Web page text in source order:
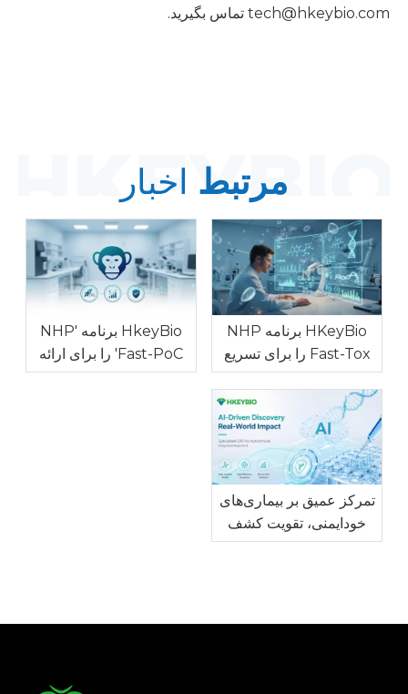
tech@hkeybio.com تماس بگیرید.
مرتبط اخبار
HKeyBio برنامه NHP
Fast-Tox را برای تسریع
غربالگری خطر ایمنی
NHP غیر GLP راه اندازی
می کند
HkeyBio برنامه 'NHP
Fast-PoC' را برای ارائه
داده های کم هزینه Cyno
تمرکز عمیق بر بیماری‌های
خودایمنی، تقویت کشف
داروی مبتنی بر هوش